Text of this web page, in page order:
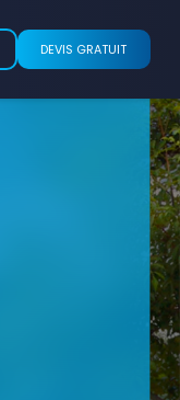
DEVIS GRATUIT